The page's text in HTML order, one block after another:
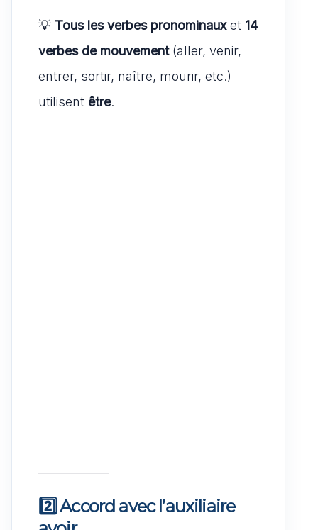
💡 Tous les verbes pronominauxet 14
verbes de mouvement(aller, venir,
entrer, sortir, naître, mourir, etc.)
utilisent être.
2️⃣ Accord avec l’auxiliaire